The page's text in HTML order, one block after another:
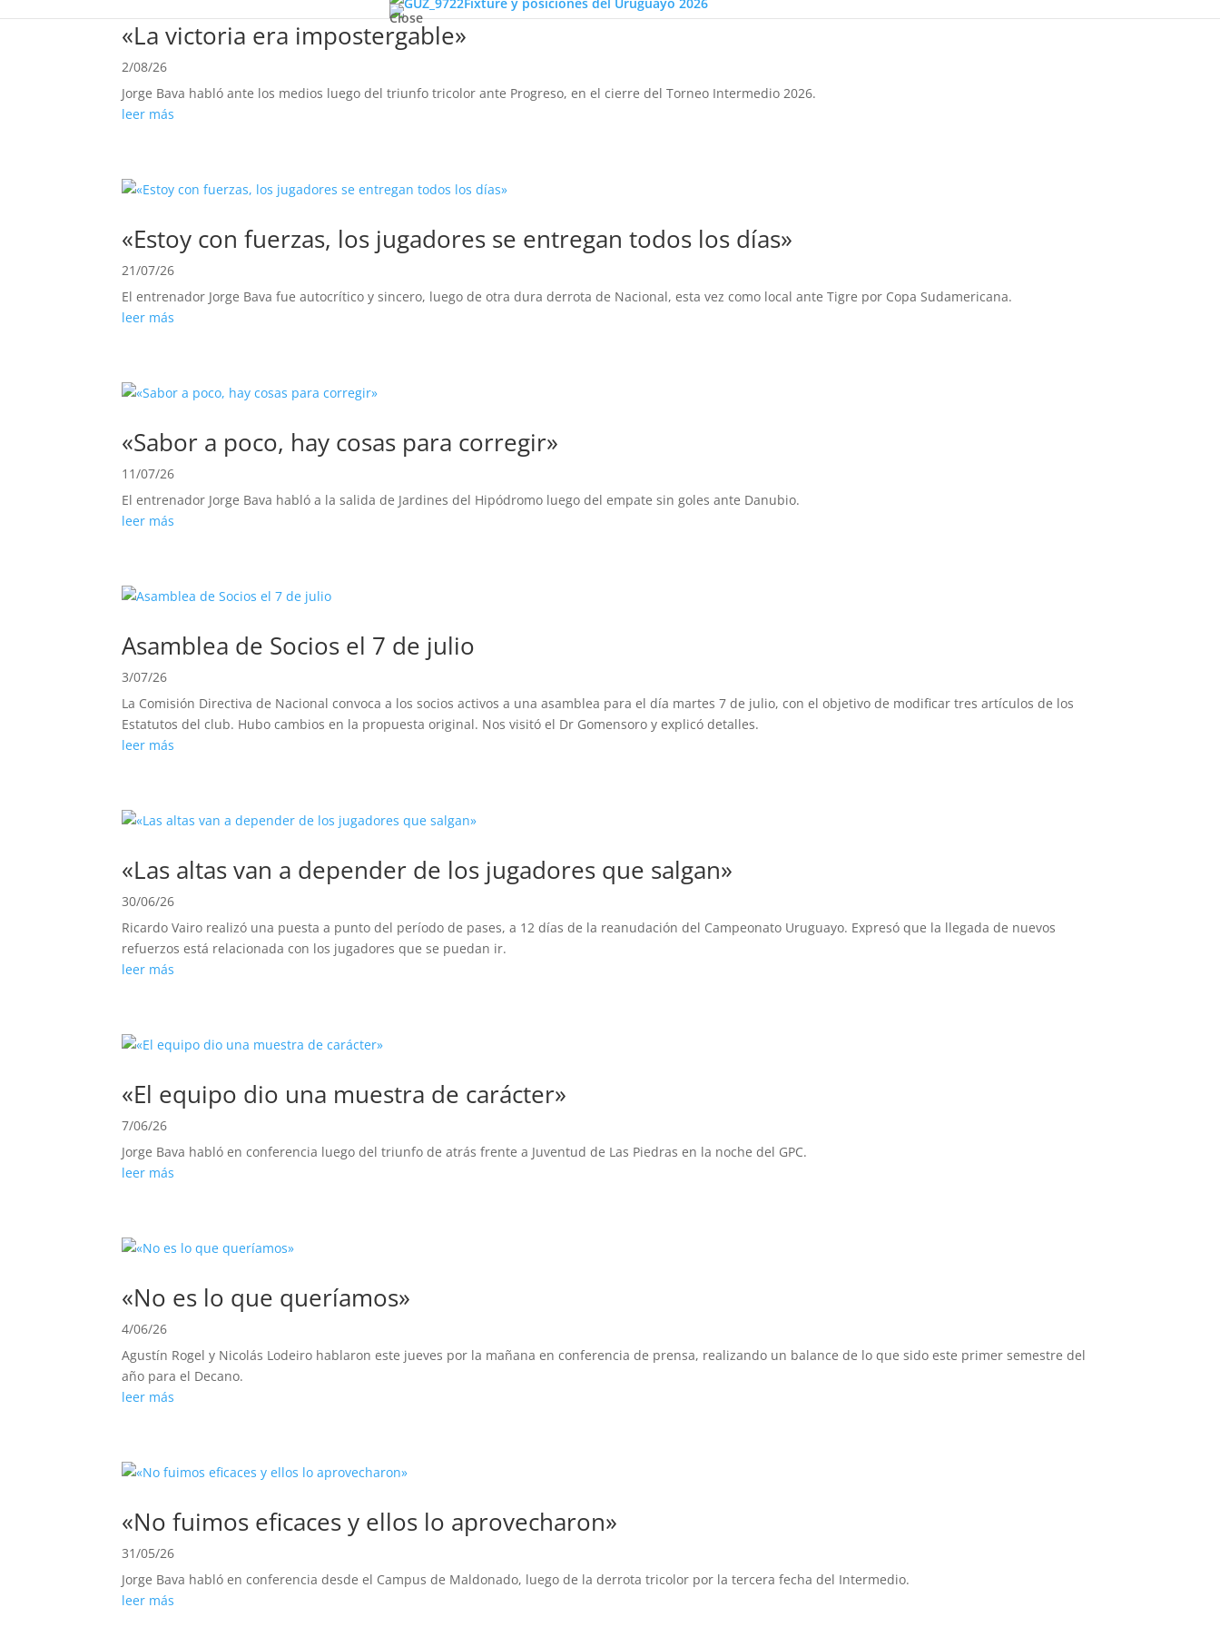
Close
«La victoria era impostergable»
2/08/26
Jorge Bava habló ante los medios luego del triunfo tricolor ante Progreso, en el cierre del Torneo Intermedio 2026.
leer más
«Estoy con fuerzas, los jugadores se entregan todos los días»
21/07/26
El entrenador Jorge Bava fue autocrítico y sincero, luego de otra dura derrota de Nacional, esta vez como local ante Tigre por Copa Sudamericana.
leer más
«Sabor a poco, hay cosas para corregir»
11/07/26
El entrenador Jorge Bava habló a la salida de Jardines del Hipódromo luego del empate sin goles ante Danubio.
leer más
Asamblea de Socios el 7 de julio
3/07/26
La Comisión Directiva de Nacional convoca a los socios activos a una asamblea para el día martes 7 de julio, con el objetivo de modificar tres artículos de los
Estatutos del club. Hubo cambios en la propuesta original. Nos visitó el Dr Gomensoro y explicó detalles.
leer más
«Las altas van a depender de los jugadores que salgan»
30/06/26
Ricardo Vairo realizó una puesta a punto del período de pases, a 12 días de la reanudación del Campeonato Uruguayo. Expresó que la llegada de nuevos
refuerzos está relacionada con los jugadores que se puedan ir.
leer más
«El equipo dio una muestra de carácter»
7/06/26
Jorge Bava habló en conferencia luego del triunfo de atrás frente a Juventud de Las Piedras en la noche del GPC.
leer más
«No es lo que queríamos»
4/06/26
Agustín Rogel y Nicolás Lodeiro hablaron este jueves por la mañana en conferencia de prensa, realizando un balance de lo que sido este primer semestre del
año para el Decano.
leer más
«No fuimos eficaces y ellos lo aprovecharon»
31/05/26
Jorge Bava habló en conferencia desde el Campus de Maldonado, luego de la derrota tricolor por la tercera fecha del Intermedio.
leer más